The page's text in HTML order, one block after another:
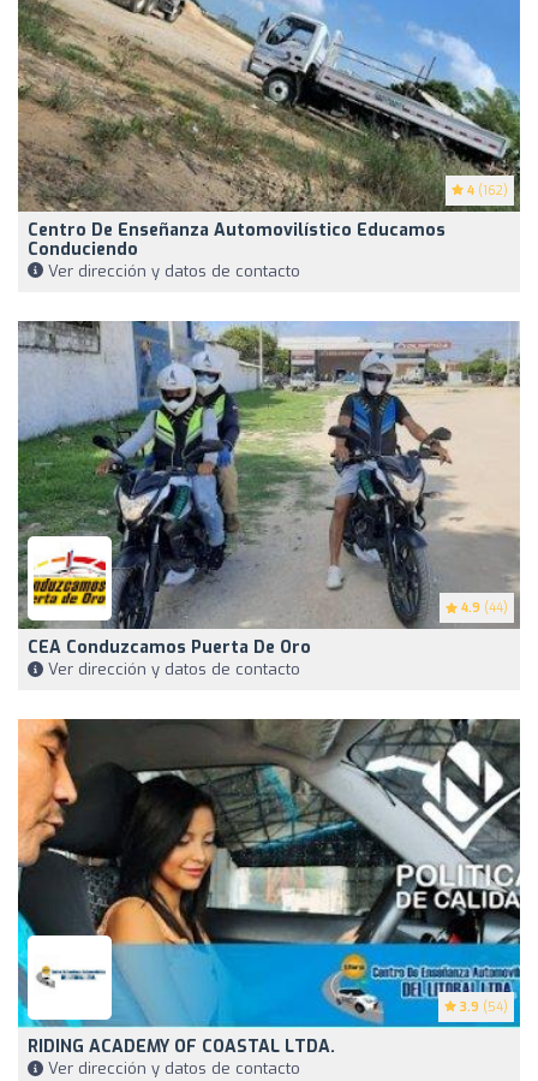
4 (162)
Centro De Enseñanza Automovilístico Educamos
Conduciendo
Ver dirección y datos de contacto
4.9 (44)
CEA Conduzcamos Puerta De Oro
Ver dirección y datos de contacto
3.9 (54)
RIDING ACADEMY OF COASTAL LTDA.
Ver dirección y datos de contacto